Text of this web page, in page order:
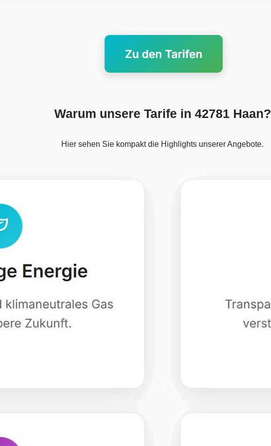
Warum unsere Tarife in 42781 Haan?
Hier sehen Sie kompakt die Highlights unserer Angebote.